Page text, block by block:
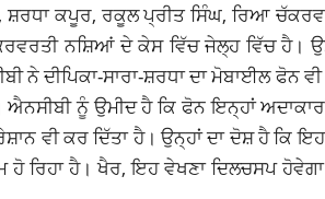
ਕਪੂਰ, ਰਕੂਲ ਪ੍ਰੀਤ ਸਿੰਘ, ਰਿਆ
ਨਸ਼ਿਆਂ ਦੇ ਕੇਸ ਵਿੱਚ ਜੇਲ੍ਹ ਵਿੱਚ ਹੈ।
ਨੇ ਦੀਪਿਕਾ-ਸਾਰਾ-ਸ਼ਰਧਾ ਦਾ ਮੋਬਾਈਲ ਫੋਨ
ਨੂੰ ਉਮੀਦ ਹੈ ਕਿ ਫੋਨ ਇਨ੍ਹਾਂ
ਵੀ ਕਰ ਦਿੱਤਾ ਹੈ। ਉਨ੍ਹਾਂ ਦਾ ਦੋਸ਼ ਹੈ ਕਿ ਇਹ
ਹੋ ਰਿਹਾ ਹੈ। ਖੈਰ, ਇਹ ਵੇਖਣਾ ਦਿਲਚਸਪ